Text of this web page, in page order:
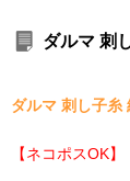
ダルマ 刺
ダルマ 刺し子
【ネコポスOK】